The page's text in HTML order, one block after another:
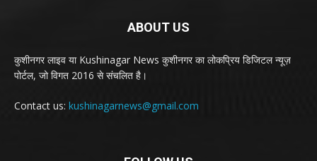
ABOUT US
कुशीनगर लाइव या Kushinagar News कुशीनगर का लोकप्रिय डिजिटल न्यूज़
पोर्टल, जो विगत 2016 से संचलित है।
Contact us: kushinagarnews@gmail.com